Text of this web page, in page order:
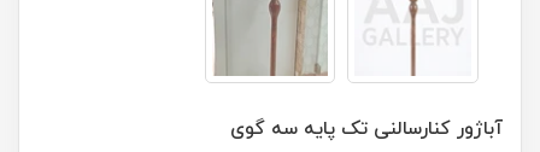
آباژور کنارسالنی تک پایه سه گوی